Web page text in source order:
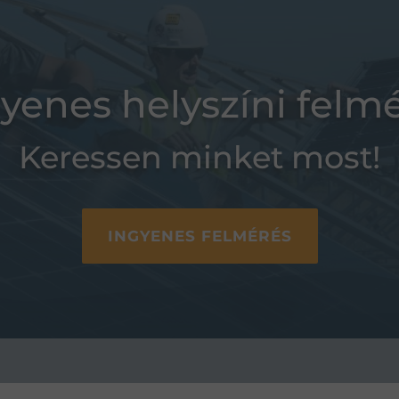
helyszíni
Keressen minket most!
INGYENES FELMÉRÉS